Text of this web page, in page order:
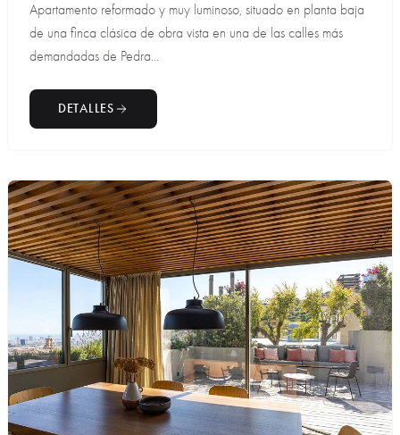
Apartamento reformado y muy luminoso, situado en planta baja
de una finca clásica de obra vista en una de las calles más
demandadas de Pedra...
DETALLES